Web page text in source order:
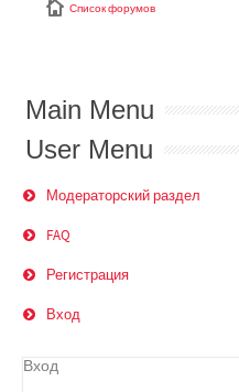
Список форумов
Main Menu
User Menu
Модераторский раздел
FAQ
Регистрация
Вход
Вход